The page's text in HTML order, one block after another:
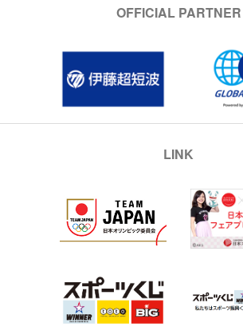
OFFICIAL PARTNER
LINK